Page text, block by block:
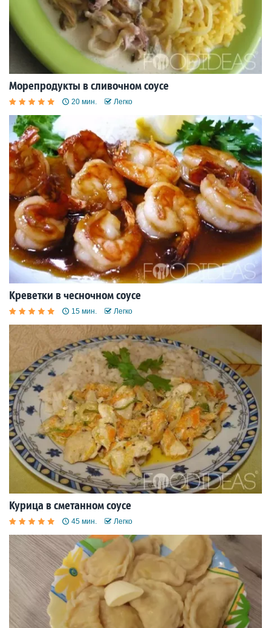
Морепродукты в сливочном соусе
20 мин. Легко
Креветки в чесночном соусе
15 мин. Легко
Курица в сметанном соусе
45 мин. Легко